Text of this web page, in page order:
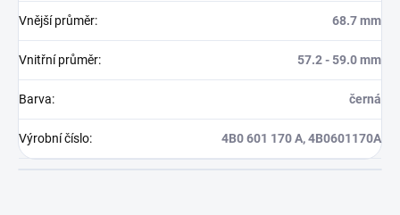
Vnější průměr: 68.7 mm
Vnitřní průměr: 57.2 - 59.0 mm
Barva: černá
Výrobní číslo: 4B0 601 170 A, 4B0601170A